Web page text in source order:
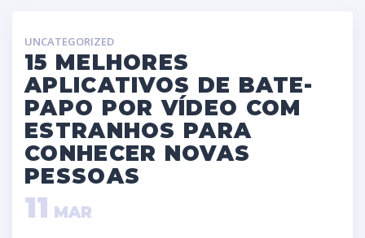
UNCATEGORIZED
15 MELHORES
APLICATIVOS DE BATE-
PAPO POR VÍDEO COM
ESTRANHOS PARA
CONHECER NOVAS
PESSOAS
11 MAR